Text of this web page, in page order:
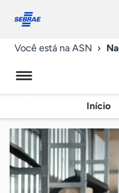
conosco
Você está na ASN
Início